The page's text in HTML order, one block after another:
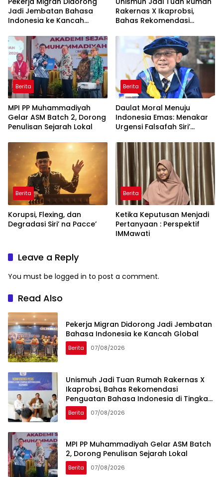
Jadi Jembatan Bahasa
Indonesia ke Kancah
Rakernas X Ikaprobsi,
Bahas Rekomendasi
Indonesia di Tingkat
Global
Berita
MPI PP Muhammadiyah
Gelar ASM Batch 2, Dorong
Penulisan Sejarah Lokal
Berita
Daulat Moral Menuju
Indonesia Emas: Menakar
Urgensi Falsafah Siri’
Ancaman Kleptokrasi
Berita
Korupsi, Flexing, dan
Degradasi Siri’ na Pacce’
Berita
Ketika Keputusan Menjadi
Pertanyaan : Perspektif
IMMawati
Leave a Reply
You must be logged in to post a comment.
Read Also
Pekerja Migran Didorong Jadi Jembatan
Bahasa Indonesia ke Kancah Global
Berita 07/08/2026
Unismuh Jadi Tuan Rumah Rakernas X
Ikaprobsi, Bahas Rekomendasi
Penguatan Bahasa Indonesia di Tingkat
Global
Berita 07/08/2026
MPI PP Muhammadiyah Gelar ASM Batch
2, Dorong Penulisan Sejarah Lokal
Berita 07/08/2026